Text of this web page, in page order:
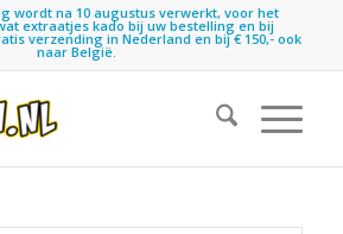
wordt na 10 augustus verwerkt, voor het
extraatjes kado bij uw bestelling en bij
verzending in Nederland en bij € 150,- ook
naar België.